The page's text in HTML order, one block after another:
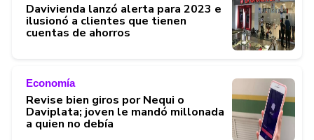
Davivienda lanzó alerta para 2023 e
ilusionó a clientes que tienen
cuentas de ahorros
Economía
Revise bien giros por Nequi o
Daviplata; joven le mandó millonada
a quien no debía